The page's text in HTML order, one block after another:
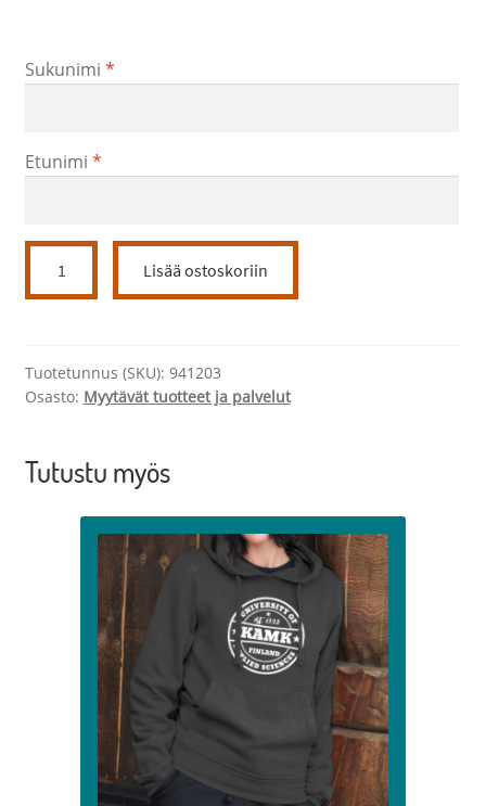
Sukunimi *
Etunimi *
KAMK
t-
omavastuu
Lisää ostoskoriin
Tuotetunnus (SKU): 941203
Osasto: Myytävät tuotteet ja palvelut
Tutustu myös